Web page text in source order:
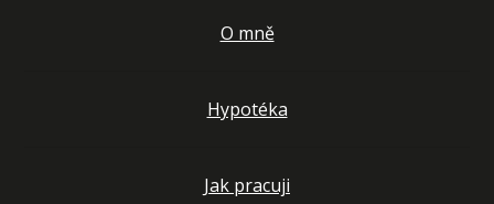
O mně
Hypotéka
Jak pracuji